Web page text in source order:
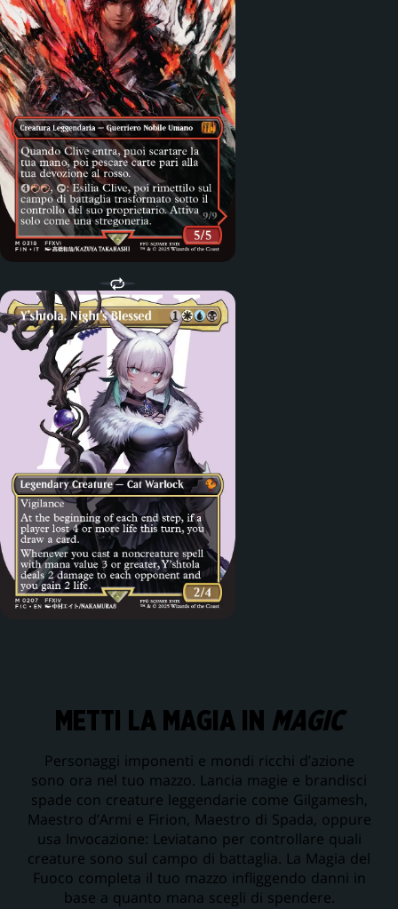
METTI LA MAGIA IN MAGIC
Personaggi imponenti e mondi ricchi d’azione
sono ora nel tuo mazzo. Lancia magie e brandisci
spade con creature leggendarie come Gilgamesh,
Maestro d’Armi e Firion, Maestro di Spada, oppure
usa Invocazione: Leviatano per controllare quali
creature sono sul campo di battaglia. La Magia del
Fuoco completa il tuo mazzo infliggendo danni in
base a quanto mana scegli di spendere.